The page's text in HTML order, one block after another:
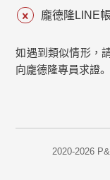
龐德隆LINE帳
如遇到類似情形，
向龐德隆專員求證。
2020-2026